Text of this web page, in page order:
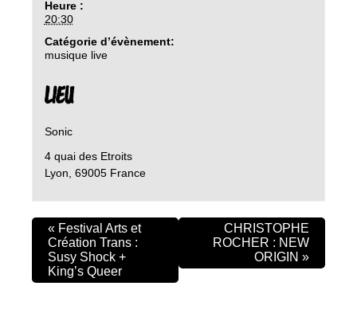
Heure :
20:30
Catégorie d’évènement:
musique live
LIEU
Sonic
4 quai des Etroits
Lyon 69005 France
« Festival Arts et
Création Trans :
Susy Shock +
King’s Queer
CHRISTOPHE
ROCHER : NEW
ORIGIN »